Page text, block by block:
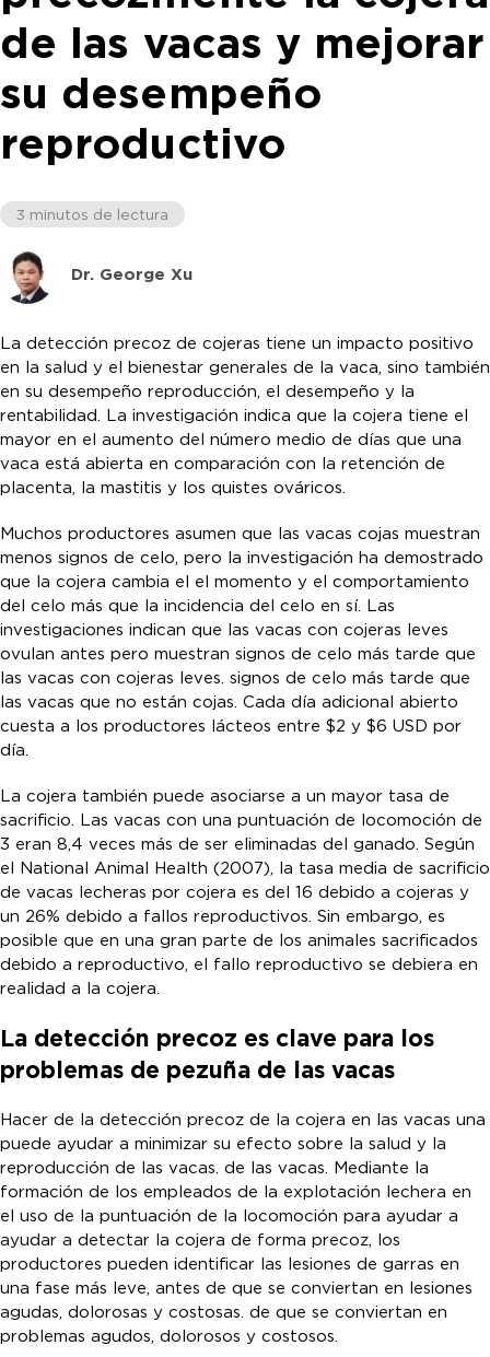
de las vacas y mejorar
su desempeño
reproductivo
3 minutos de lectura
Dr. George Xu
La detección precoz de cojeras tiene un impacto positivo
en la salud y el bienestar generales de la vaca, sino también
en su desempeño reproducción, el desempeño y la
rentabilidad. La investigación indica que la cojera tiene el
mayor en el aumento del número medio de días que una
vaca está abierta en comparación con la retención de
placenta, la mastitis y los quistes ováricos.
Muchos productores asumen que las vacas cojas muestran
menos signos de celo, pero la investigación ha demostrado
que la cojera cambia el el momento y el comportamiento
del celo más que la incidencia del celo en sí. Las
investigaciones indican que las vacas con cojeras leves
ovulan antes pero muestran signos de celo más tarde que
las vacas con cojeras leves. signos de celo más tarde que
las vacas que no están cojas. Cada día adicional abierto
cuesta a los productores lácteos entre $2 y $6 USD por
día.
La cojera también puede asociarse a un mayor tasa de
sacrificio. Las vacas con una puntuación de locomoción de
3 eran 8,4 veces más de ser eliminadas del ganado. Según
el National Animal Health (2007), la tasa media de sacrificio
de vacas lecheras por cojera es del 16 debido a cojeras y
un 26% debido a fallos reproductivos. Sin embargo, es
posible que en una gran parte de los animales sacrificados
debido a reproductivo, el fallo reproductivo se debiera en
realidad a la cojera.
La detección precoz es clave para los
problemas de pezuña de las vacas
Hacer de la detección precoz de la cojera en las vacas una
puede ayudar a minimizar su efecto sobre la salud y la
reproducción de las vacas. de las vacas. Mediante la
formación de los empleados de la explotación lechera en
el uso de la puntuación de la locomoción para ayudar a
ayudar a detectar la cojera de forma precoz, los
productores pueden identificar las lesiones de garras en
una fase más leve, antes de que se conviertan en lesiones
agudas, dolorosas y costosas. de que se conviertan en
problemas agudos, dolorosos y costosos.